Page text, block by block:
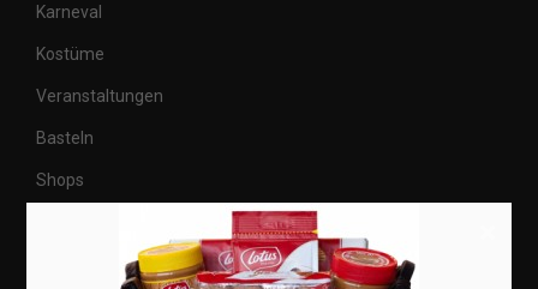
Karneval
Kostüme
Veranstaltungen
Basteln
Shops